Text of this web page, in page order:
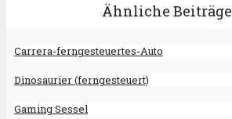
Ähnliche Beiträge
Carrera-ferngesteuertes-Auto
Dinosaurier (ferngesteuert)
Gaming Sessel